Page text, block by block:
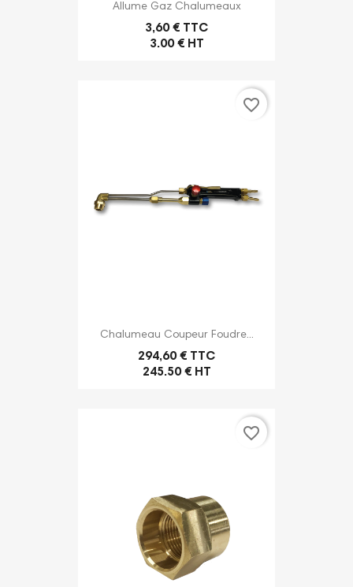
Allume Gaz Chalumeaux
3,60 € TTC
3.00 € HT
Chalumeau Coupeur Foudre...
294,60 € TTC
245.50 € HT
favorite_border
favorite_border